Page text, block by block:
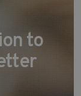
to